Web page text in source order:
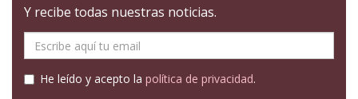
Y recibe todas nuestras noticias.
mail
He leído y acepto la política de privacidad.